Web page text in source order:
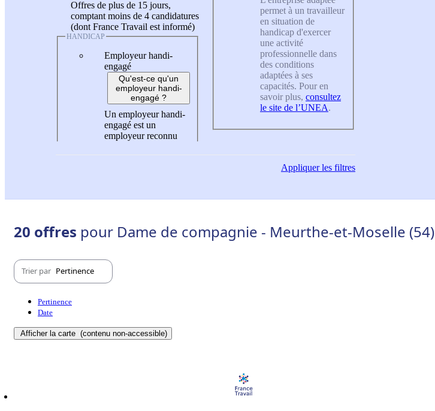
Offres de plus de 15 jours,
comptant moins de 4 candidatures
(dont France Travail est informé)
HANDICAP
Employeur handi-
engagé
Qu'est-ce qu'un
employeur handi-
engagé ?
Un employeur handi-
engagé est un
employeur reconnu
permet à un travailleur
en situation de
handicap d'exercer
une activité
professionnelle dans
des conditions
adaptées à ses
capacités. Pour en
savoir plus, consultez
le site de l’UNEA.
Appliquerles filtres
20 offres pour Dame de compagnie - Meurthe-et-Moselle (54)
Trier par Pertinence
Pertinence
Date
Afficher la carte (contenu non-accessible)